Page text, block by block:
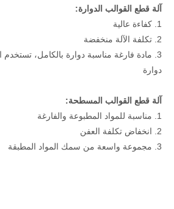
آلة قطع القوالب الدوارة:
1. كفاءة عالية
2. تكلفة الآلة منخفضة
3. مادة فارغة مناسبة دوارة بالكامل، تستخدم
دوارة
آلة قطع القوالب المسطحة:
1. مناسبة للمواد المطبوعة والفارغة
2. انخفاض تكلفة العفن
3. مجموعة واسعة من سمك المواد المطبقة